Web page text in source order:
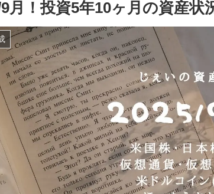
月！投資5年10ヶ月の資産状